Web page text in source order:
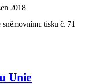
2018
tisku č. 71
Unie